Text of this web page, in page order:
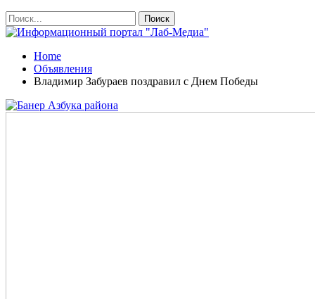
Home
Объявления
Владимир Забураев поздравил с Днем Победы